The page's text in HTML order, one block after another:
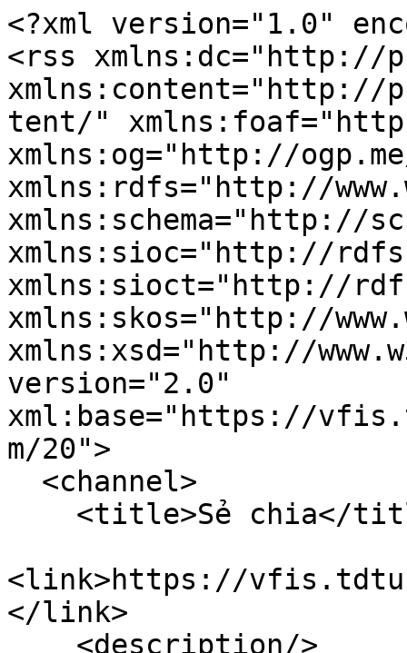
<?xml version="1.0"
<rss xmlns:dc="http://
xmlns:content="http://
tent/"
xmlns:og="http://
xmlns:rdfs="http://
xmlns:schema="http://
xmlns:sioc="http://
xmlns:sioct="http://
xmlns:skos="http://
xmlns:xsd="http://
version="2.0"
xml:base="https://
m/20">
<link>https://
</link>